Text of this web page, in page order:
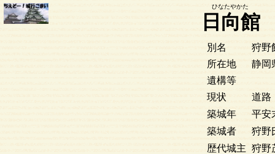
日向館
別名
狩野
所在地
静岡
遺構等
現状
道路
築城年
平安
築城者
狩野
歴代城主 狩野
ひなたやかた